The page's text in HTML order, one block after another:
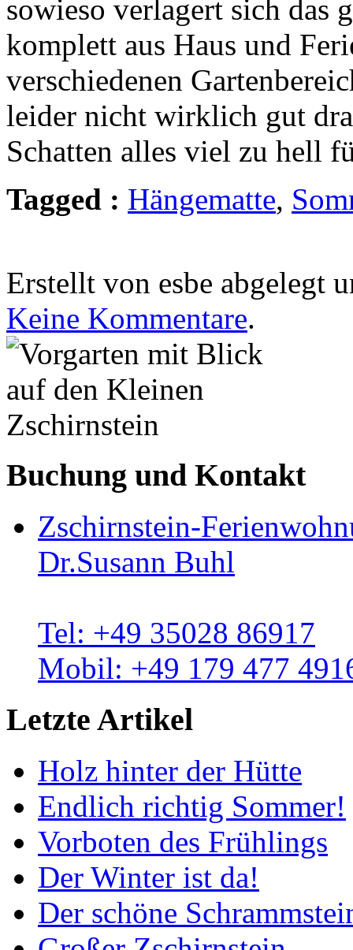
sowieso verlagert sich das
komplett aus Haus und
verschiedenen
leider nicht wirklich gut
Schatten alles viel zu hell
Tagged : Hängematte,
Erstellt von esbe abgelegt
Keine Kommentare.
Buchung und Kontakt
Zschirnstein-
Dr.Susann Buhl
Tel: +49 35028 86917
Mobil: +49 179 477
Letzte Artikel
Holz hinter der Hütte
Endlich richtig Sommer!
Vorboten des Frühlings
Der Winter ist da!
Der schöne